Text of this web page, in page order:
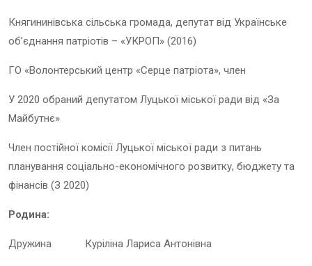
Княгининівська сільська громада, депутат від Українське
об’єднання патріотів – «УКРОП» (2016)
ГО «Волонтерський центр «Серце патріота», член
У 2020 обраний депутатом Луцької міської ради від «За
Майбутнє»
Член постійної комісії Луцької міської ради з питань
планування соціально-економічного розвитку, бюджету та
фінансів (З 2020)
Родина:
Дружина Куріліна Лариса Антонівна